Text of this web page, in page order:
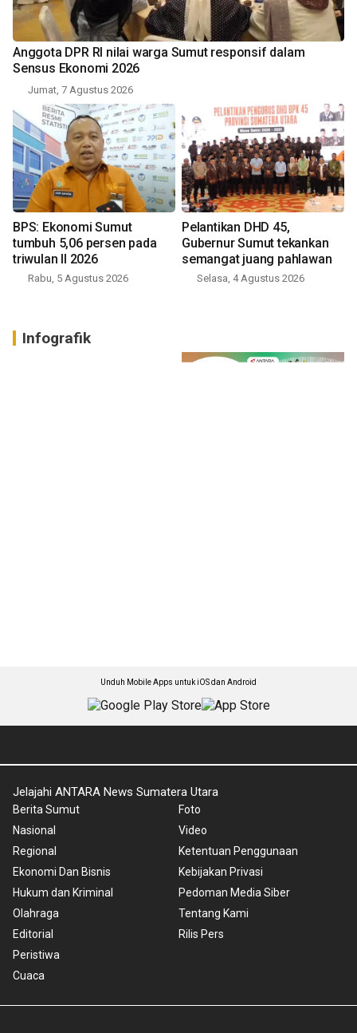
Anggota DPR RI nilai warga Sumut responsif dalam
Sensus Ekonomi 2026
Jumat, 7 Agustus 2026
BPS: Ekonomi Sumut
tumbuh 5,06 persen pada
triwulan II 2026
Rabu, 5 Agustus 2026
Pelantikan DHD 45,
Gubernur Sumut tekankan
semangat juang pahlawan
Selasa, 4 Agustus 2026
Infografik
Unduh Mobile Apps untuk iOS dan Android
Jelajahi ANTARA News Sumatera Utara
Berita Sumut
Nasional
Regional
Ekonomi Dan Bisnis
Hukum dan Kriminal
Olahraga
Editorial
Peristiwa
Cuaca
Foto
Video
Ketentuan Penggunaan
Kebijakan Privasi
Pedoman Media Siber
Tentang Kami
Rilis Pers